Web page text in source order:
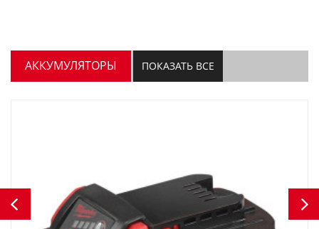
АККУМУЛЯТОРЫ ПОКАЗАТЬ ВСЕ